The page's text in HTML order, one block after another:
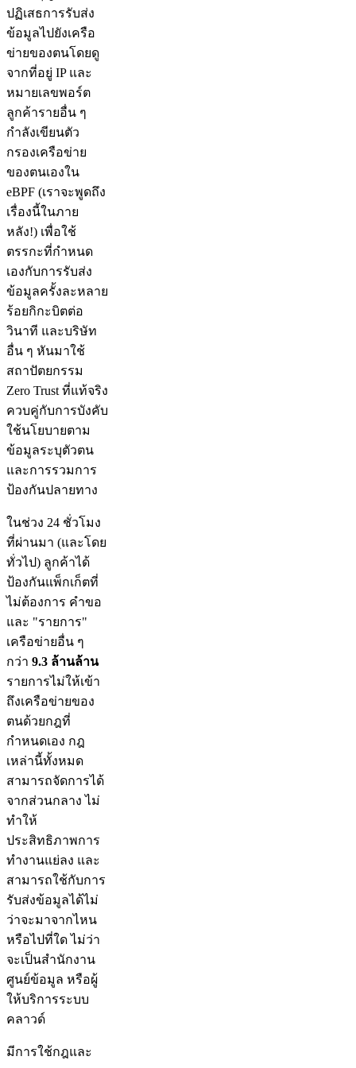
ปฏิเสธการรับส่ง
ข้อมูลไปยังเครือ
ข่ายของตนโดยดู
จากที่อยู่ IP และ
หมายเลขพอร์ต
ลูกค้ารายอื่น ๆ
กำลังเขียนตัว
กรองเครือข่าย
ของตนเองใน
eBPF (เราจะพูดถึง
เรื่องนี้ในภาย
หลัง!) เพื่อใช้
ตรรกะที่กำหนด
เองกับการรับส่ง
ข้อมูลครั้งละหลาย
ร้อยกิกะบิตต่อ
วินาที และบริษัท
อื่น ๆ หันมาใช้
สถาปัตยกรรม
Zero Trust ที่แท้จริง
ควบคู่กับการบังคับ
ใช้นโยบายตาม
ข้อมูลระบุตัวตน
และการรวมการ
ป้องกันปลายทาง
ในช่วง 24 ชั่วโมง
ที่ผ่านมา (และโดย
ทั่วไป) ลูกค้าได้
ป้องกันแพ็กเก็ตที่
ไม่ต้องการ คำขอ
และ "รายการ"
เครือข่ายอื่น ๆ
กว่า 9.3 ล้านล้าน
รายการไม่ให้เข้า
ถึงเครือข่ายของ
ตนด้วยกฎที่
กำหนดเอง กฎ
เหล่านี้ทั้งหมด
สามารถจัดการได้
จากส่วนกลาง ไม่
ทำให้
ประสิทธิภาพการ
ทำงานแย่ลง และ
สามารถใช้กับการ
รับส่งข้อมูลได้ไม่
ว่าจะมาจากไหน
หรือไปที่ใด ไม่ว่า
จะเป็นสำนักงาน
ศูนย์ข้อมูล หรือผู้
ให้บริการระบบ
คลาวด์
มีการใช้กฎและ